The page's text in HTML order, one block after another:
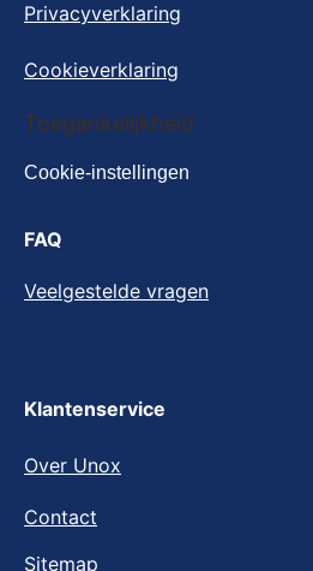
Privacyverklaring
Cookieverklaring
Cookie-instellingen
Toegankelijkheid
FAQ
Klantenservice
Over Unox